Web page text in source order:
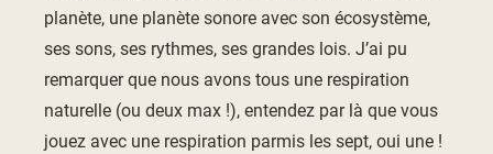
planète, une planète sonore avec son écosystème,
ses sons, ses rythmes, ses grandes lois. J’ai pu
remarquer que nous avons tous une respiration
naturelle (ou deux max !), entendez par là que vous
jouez avec une respiration parmis les sept, oui une !